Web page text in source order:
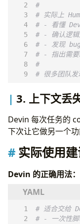
#
# 实际上
# - 看懂
# - 确认逻辑
# - 发现
# - 指出需要
#
# 很多团队
3. 上下文丢
Devin 每次任务的
下次让它做另一个
实际使用
Devin 的正确用法：
# 适合交给
# - 一次性脚